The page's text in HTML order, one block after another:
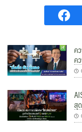
ค
ค
สุ